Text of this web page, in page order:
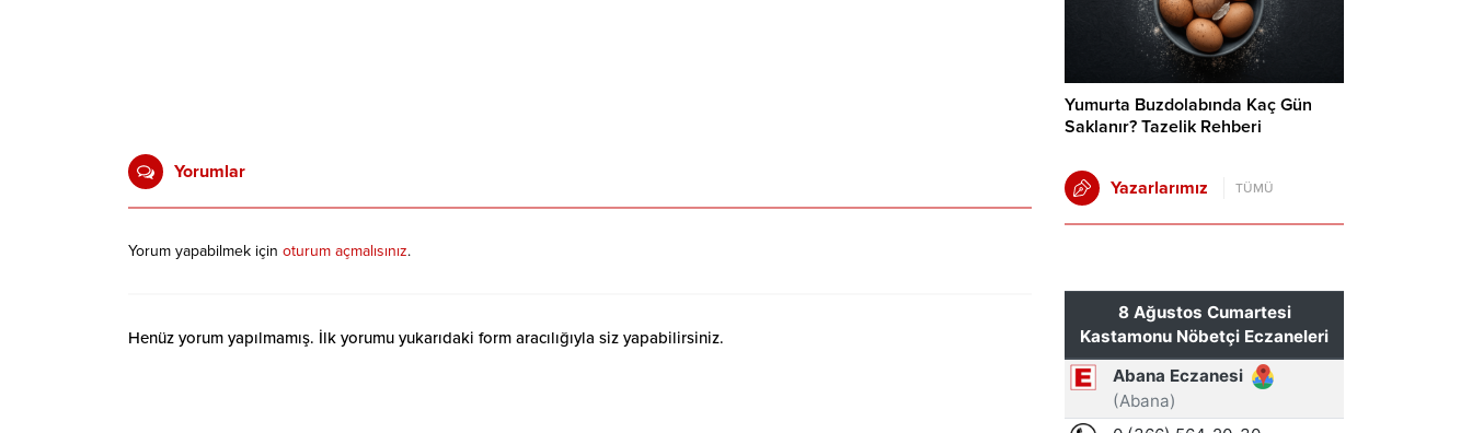
Yorumlar
Yorum yapabilmek için oturum açmalısınız.
Henüz yorum yapılmamış. İlk yorumu yukarıdaki form aracılığıyla siz yapabilirsiniz.
Yumurta Buzdolabında Kaç Gün
Saklanır? Tazelik Rehberi
Yazarlarımız TÜMÜ